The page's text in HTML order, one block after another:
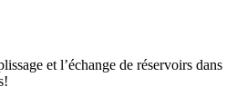
et l’échange de réservoirs dans